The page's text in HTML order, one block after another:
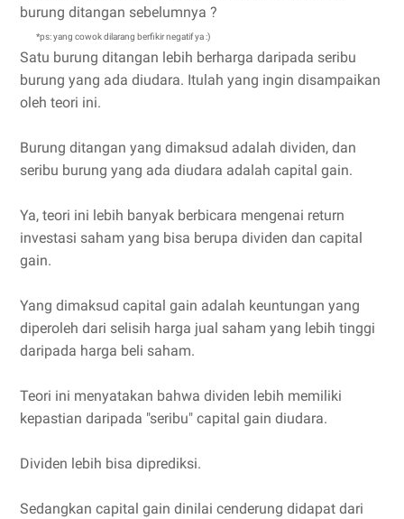
burung ditangan sebelumnya ?
*ps: yang cowok dilarang berfikir negatif ya :)
Satu burung ditangan lebih berharga daripada seribu
burung yang ada diudara. Itulah yang ingin disampaikan
oleh teori ini.
Burung ditangan yang dimaksud adalah dividen, dan
seribu burung yang ada diudara adalah capital gain.
Ya, teori ini lebih banyak berbicara mengenai return
investasi saham yang bisa berupa dividen dan capital
gain.
Yang dimaksud capital gain adalah keuntungan yang
diperoleh dari selisih harga jual saham yang lebih tinggi
daripada harga beli saham.
Teori ini menyatakan bahwa dividen lebih memiliki
kepastian daripada "seribu" capital gain diudara.
Dividen lebih bisa diprediksi.
Sedangkan capital gain dinilai cenderung didapat dari